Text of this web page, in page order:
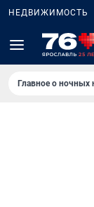
НЕДВИЖИМОСТЬ
Главное о ночных